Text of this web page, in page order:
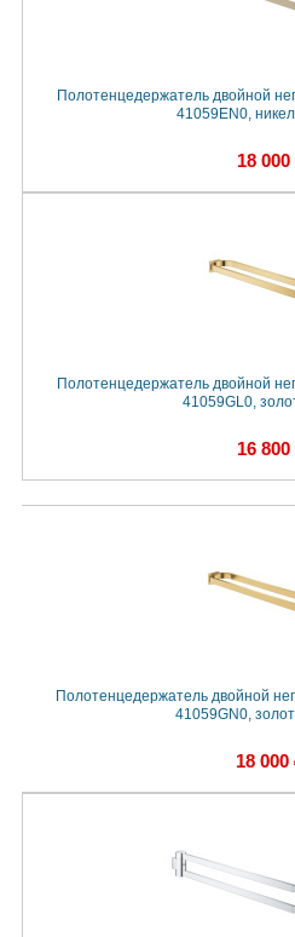
Полотенцедержатель двойной
41059EN0,
18 000
Полотенцедержатель двойной
41059GL0,
16 800
Полотенцедержатель двойной
41059GN0,
18 000